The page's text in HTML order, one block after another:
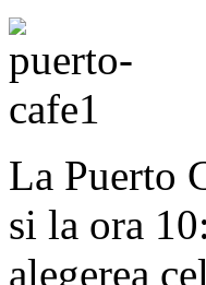
La Puerto
si la ora
alegerea